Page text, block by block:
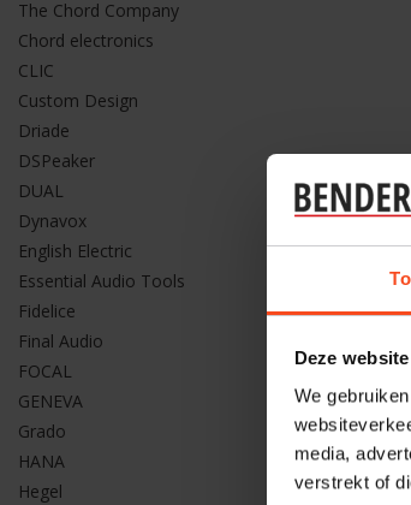
Deze
We
media,
verstrekt of
The Chord Company
Chord electronics
CLIC
Custom Design
Driade
DSPeaker
DUAL
Dynavox
English Electric
Essential Audio Tools
Fidelice
Final Audio
FOCAL
GENEVA
Grado
HANA
Hegel